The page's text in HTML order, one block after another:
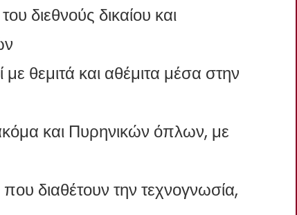
διεθνούς δικαίου και
θεμιτά και αθέμιτα μέσα στην
και Πυρηνικών όπλων, με
διαθέτουν την τεχνογνωσία,